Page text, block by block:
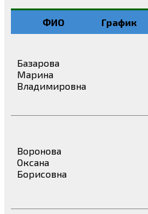
ФИО График
Базарова
Марина
Владимировна
Воронова
Оксана
Борисовна